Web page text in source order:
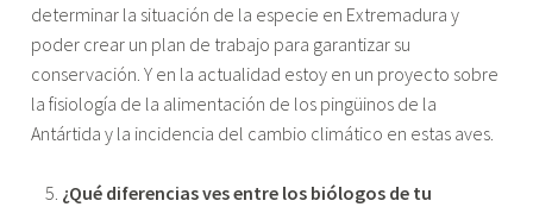
determinar la situación de la especie en Extremadura y
poder crear un plan de trabajo para garantizar su
conservación. Y en la actualidad estoy en un proyecto sobre
la fisiología de la alimentación de los pingüinos de la
Antártida y la incidencia del cambio climático en estas aves.
¿Qué diferencias ves entre los biólogos de tu